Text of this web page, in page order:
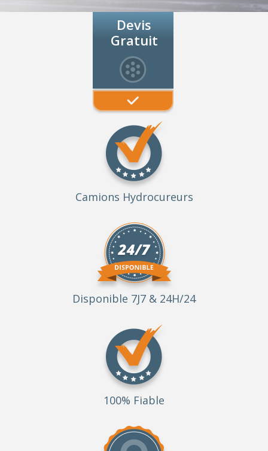
Devis
Gratuit
Camions Hydrocureurs
Disponible 7J7 & 24H/24
100% Fiable